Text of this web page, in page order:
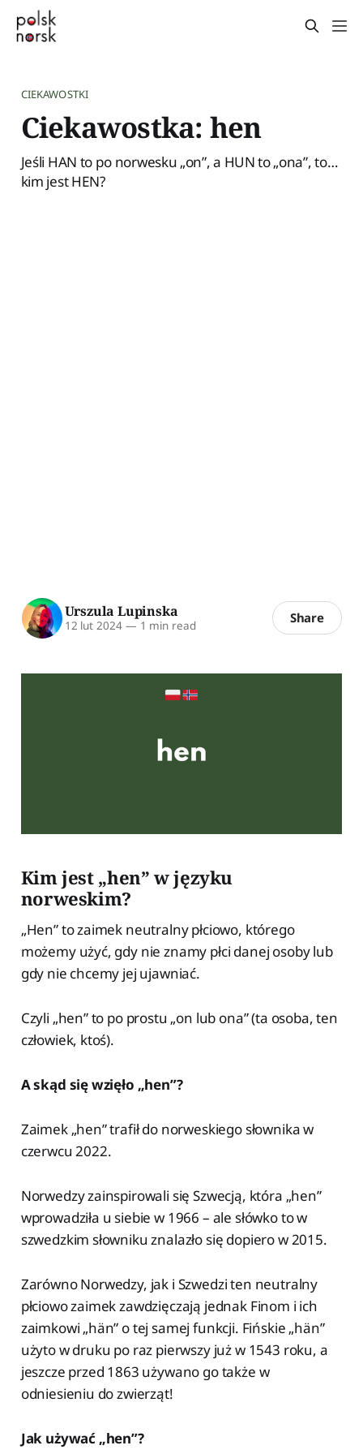
CIEKAWOSTKI
Ciekawostka: hen
Jeśli HAN to po norwesku „on”, a HUN to „ona”, to…
kim jest HEN?
Urszula Lupinska
12 lut 2024 — 1 min read Share
Kim jest „hen” w języku
norweskim?
„Hen” to zaimek neutralny płciowo, którego
możemy użyć, gdy nie znamy płci danej osoby lub
gdy nie chcemy jej ujawniać.
Czyli „hen” to po prostu „on lub ona” (ta osoba, ten
człowiek, ktoś).
A skąd się wzięło „hen”?
Zaimek „hen” trafił do norweskiego słownika w
czerwcu 2022.
Norwedzy zainspirowali się Szwecją, która „hen”
wprowadziła u siebie w 1966 – ale słówko to w
szwedzkim słowniku znalazło się dopiero w 2015.
Zarówno Norwedzy, jak i Szwedzi ten neutralny
płciowo zaimek zawdzięczają jednak Finom i ich
zaimkowi „hän” o tej samej funkcji. Fińskie „hän”
użyto w druku po raz pierwszy już w 1543 roku, a
jeszcze przed 1863 używano go także w
odniesieniu do zwierząt!
Jak używać „hen”?